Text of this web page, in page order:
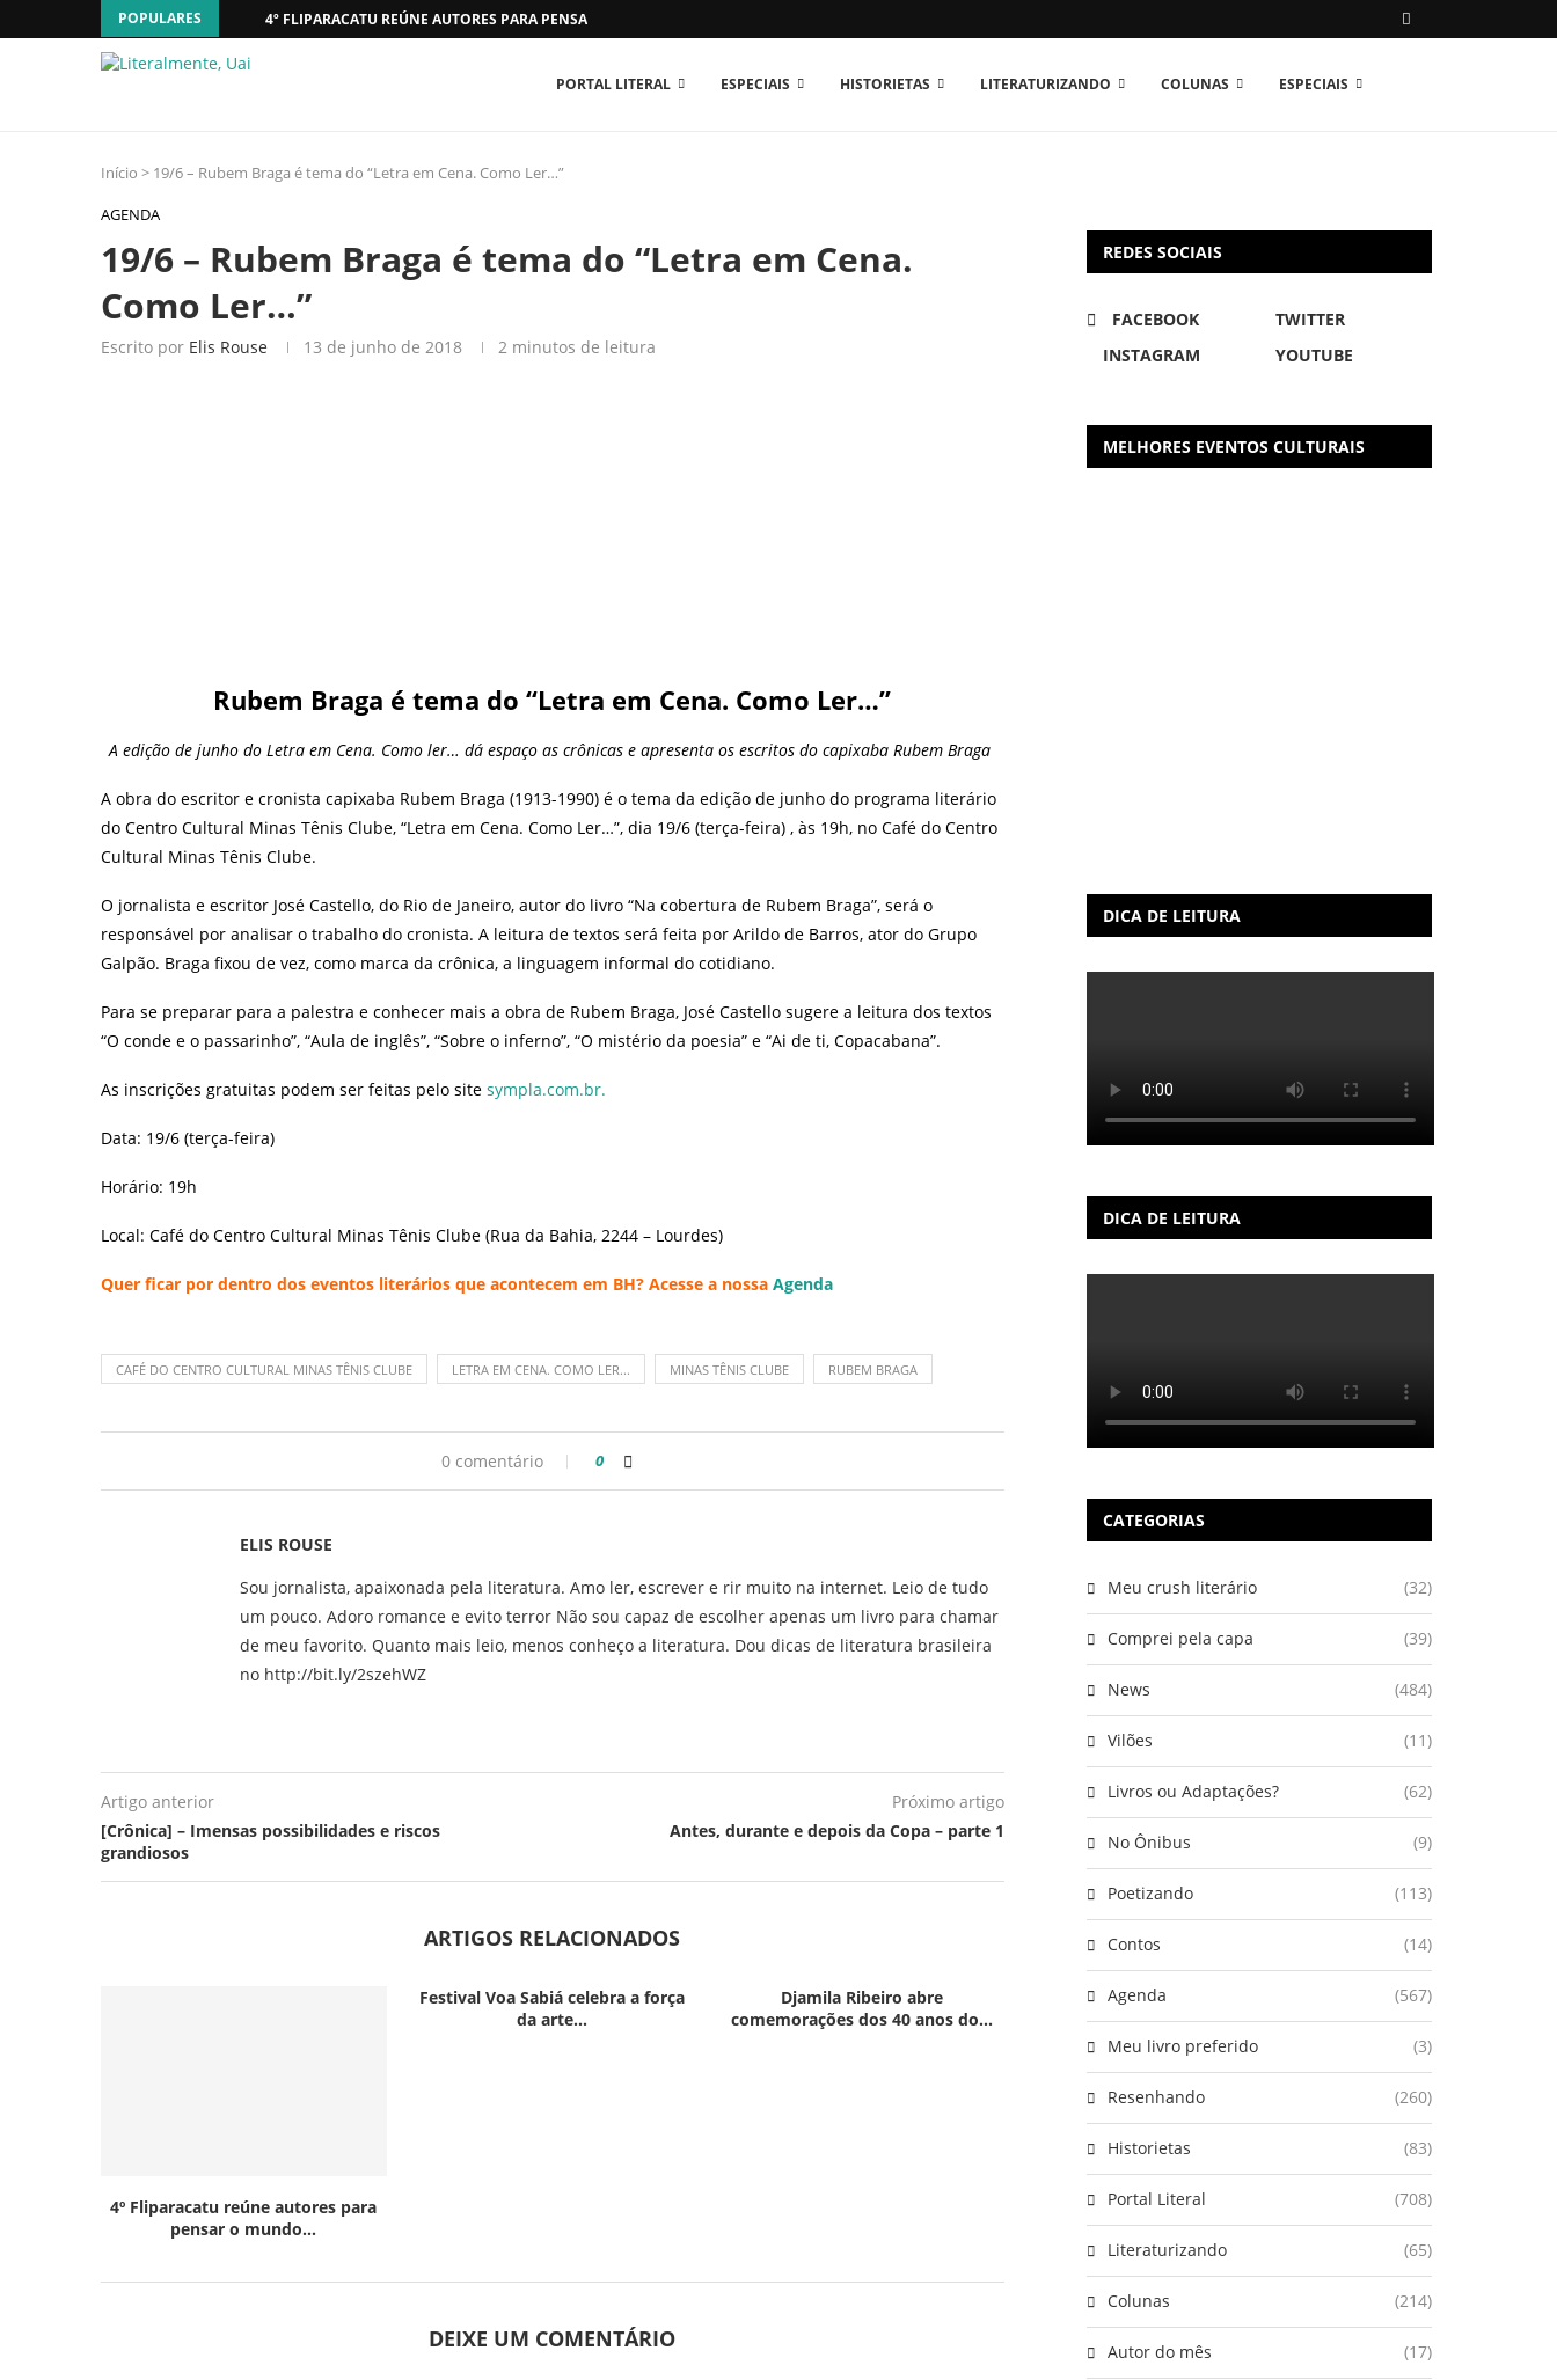
POPULARES 4º FLIPARACATU REÚNE AUTORES PARA PENSAR O MUNDO...
PORTAL LITERAL ESPECIAIS HISTORIETAS LITERATURIZANDO COLUNAS ESPECIAIS
Início > 19/6 – Rubem Braga é tema do “Letra em Cena. Como Ler…”
AGENDA
19/6 – Rubem Braga é tema do “Letra em Cena.
Como Ler…”
Escrito por Elis Rouse 13 de junho de 2018 2 minutos de leitura
Rubem Braga é tema do “Letra em Cena. Como Ler…”
A edição de junho do Letra em Cena. Como ler… dá espaço as crônicas e apresenta os escritos do capixaba Rubem Braga
A obra do escritor e cronista capixaba Rubem Braga (1913-1990) é o tema da edição de junho do programa literário
do Centro Cultural Minas Tênis Clube, “Letra em Cena. Como Ler…”, dia 19/6 (terça-feira) , às 19h, no Café do Centro
Cultural Minas Tênis Clube.
O jornalista e escritor José Castello, do Rio de Janeiro, autor do livro “Na cobertura de Rubem Braga”, será o
responsável por analisar o trabalho do cronista. A leitura de textos será feita por Arildo de Barros, ator do Grupo
Galpão. Braga fixou de vez, como marca da crônica, a linguagem informal do cotidiano.
Para se preparar para a palestra e conhecer mais a obra de Rubem Braga, José Castello sugere a leitura dos textos
“O conde e o passarinho”, “Aula de inglês”, “Sobre o inferno”, “O mistério da poesia” e “Ai de ti, Copacabana”.
As inscrições gratuitas podem ser feitas pelo site sympla.com.br.
Data: 19/6 (terça-feira)
Horário: 19h
Local: Café do Centro Cultural Minas Tênis Clube (Rua da Bahia, 2244 – Lourdes)
Quer ficar por dentro dos eventos literários que acontecem em BH? Acesse a nossa Agenda
CAFÉ DO CENTRO CULTURAL MINAS TÊNIS CLUBE LETRA EM CENA. COMO LER... MINAS TÊNIS CLUBE RUBEM BRAGA
0 comentário 0
ELIS ROUSE
Sou jornalista, apaixonada pela literatura. Amo ler, escrever e rir muito na internet. Leio de tudo
um pouco. Adoro romance e evito terror Não sou capaz de escolher apenas um livro para chamar
de meu favorito. Quanto mais leio, menos conheço a literatura. Dou dicas de literatura brasileira
no http://bit.ly/2szehWZ
Artigo anterior
[Crônica] – Imensas possibilidades e riscos
grandiosos
Próximo artigo
Antes, durante e depois da Copa – parte 1
ARTIGOS RELACIONADOS
4º Fliparacatu reúne autores para
pensar o mundo...
Festival Voa Sabiá celebra a força
da arte...
Djamila Ribeiro abre
comemorações dos 40 anos do...
DEIXE UM COMENTÁRIO
REDES SOCIAIS
FACEBOOK
TWITTER
INSTAGRAM
YOUTUBE
MELHORES EVENTOS CULTURAIS
DICA DE LEITURA
DICA DE LEITURA
CATEGORIAS
Meu crush literário (32)
Comprei pela capa (39)
News (484)
Vilões (11)
Livros ou Adaptações? (62)
No Ônibus (9)
Poetizando (113)
Contos (14)
Agenda (567)
Meu livro preferido (3)
Resenhando (260)
Historietas (83)
Portal Literal (708)
Literaturizando (65)
Colunas (214)
Autor do mês (17)